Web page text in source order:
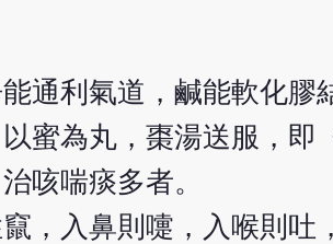
通利氣道，鹹能軟化膠
蜜為丸，棗湯送服，即
咳喘痰多者。
，入鼻則嚏，入喉則吐